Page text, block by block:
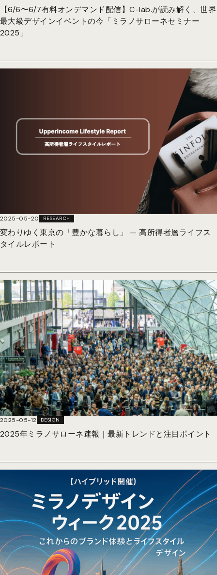
【6/6〜6/7有料オンデマンド配信】C-lab.が読み解く、世界
最大級デザインイベントの今「ミラノサローネセミナー
2025」
2025-05-20 RESEARCH
変わりゆく東京の「豊かな暮らし」 — 高所得者層ライフス
タイルレポート
2025-05-12 DESIGN
2025年ミラノサローネ速報｜最新トレンドと注目ポイント